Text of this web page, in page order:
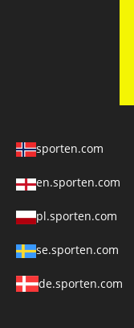
sporten.com
en.sporten.com
pl.sporten.com
se.sporten.com
de.sporten.com